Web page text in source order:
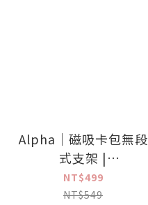
Alpha｜磁吸卡包無段
式支架 |
ergomi【ergomi x 喵
形島】
NT$499
NT$549